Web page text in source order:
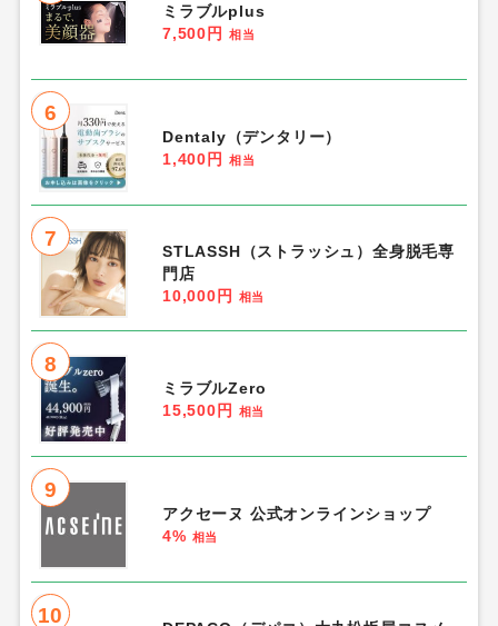
ミラブルplus
7,500円
相当
6
Dentaly（デンタリー）
1,400円
相当
7
STLASSH（ストラッシュ）全身脱毛専
門店
10,000円
相当
8
ミラブルZero
15,500円
相当
9
アクセーヌ 公式オンラインショップ
4% 相当
10